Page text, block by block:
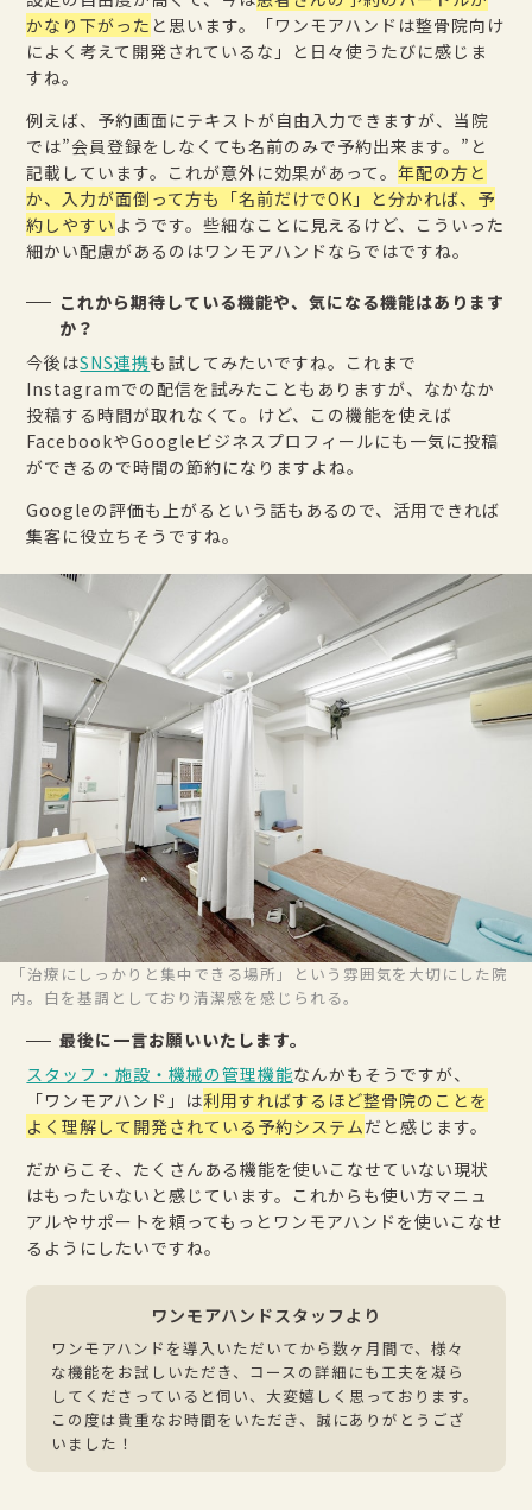
かなり下がった と思います。「ワンモアハンドは整骨院向け
によく考えて開発されているな」と日々使うたびに感じま
すね。
例えば、予約画面にテキストが自由入力できますが、当院
では”会員登録をしなくても名前のみで予約出来ます。”と
記載しています。これが意外に効果があって。 年配の方と
か、入力が面倒って方も「名前だけでOK」と分かれば、予
約しやすい ようです。些細なことに見えるけど、こういった
細かい配慮があるのはワンモアハンドならではですね。
これから期待している機能や、気になる機能はあります
か？
今後はSNS連携も試してみたいですね。これまで
Instagramでの配信を試みたこともありますが、なかなか
投稿する時間が取れなくて。けど、この機能を使えば
FacebookやGoogleビジネスプロフィールにも一気に投稿
ができるので時間の節約になりますよね。
Googleの評価も上がるという話もあるので、活用できれば
集客に役立ちそうですね。
「治療にしっかりと集中できる場所」という雰囲気を大切にした院
内。白を基調としており清潔感を感じられる。
最後に一言お願いいたします。
スタッフ・施設・機械の管理機能なんかもそうですが、
「ワンモアハンド」は利用すればするほど整骨院のことを
よく理解して開発されている予約システムだと感じます。
だからこそ、たくさんある機能を使いこなせていない現状
はもったいないと感じています。これからも使い方マニュ
アルやサポートを頼ってもっとワンモアハンドを使いこなせ
るようにしたいですね。
ワンモアハンドスタッフより
ワンモアハンドを導入いただいてから数ヶ月間で、様々
な機能をお試しいただき、コースの詳細にも工夫を凝ら
してくださっていると伺い、大変嬉しく思っております。
この度は貴重なお時間をいただき、誠にありがとうござ
いました！